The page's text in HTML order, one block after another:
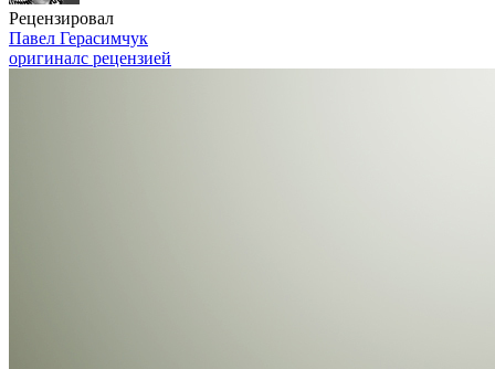
Рецензировал
Павел Герасимчук
оригиналс рецензией